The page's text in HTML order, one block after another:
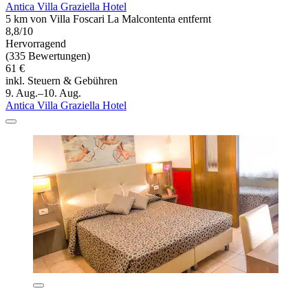
Antica Villa Graziella Hotel
5 km von Villa Foscari La Malcontenta entfernt
8,8/10
Hervorragend
(335 Bewertungen)
61 €
inkl. Steuern & Gebühren
9. Aug.–10. Aug.
Antica Villa Graziella Hotel